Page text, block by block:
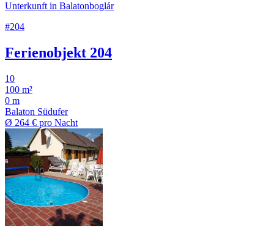
Unterkunft in Balatonboglár
#204
Ferienobjekt 204
10
100 m²
0 m
Balaton Südufer
Ø 264 € pro Nacht